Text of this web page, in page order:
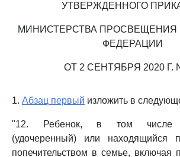
УТВЕРЖДЕННОГО
МИНИСТЕРСТВА ПРОСВЕЩЕНИЯ
ФЕДЕРАЦИИ
ОТ 2 СЕНТЯБРЯ 2020 Г.
1. Абзац первый изложить в
"12. Ребенок, в том числе
(удочеренный) или находящийся
попечительством в семье,